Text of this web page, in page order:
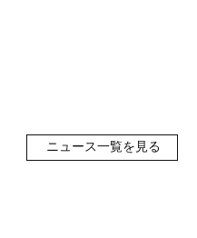
ニュース一覧を見る